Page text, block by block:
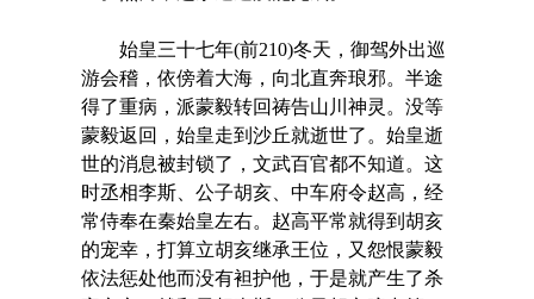
始皇三十七年(前210)冬天，御驾外出巡
游会稽，依傍着大海，向北直奔琅邪。半途
得了重病，派蒙毅转回祷告山川神灵。没等
蒙毅返回，始皇走到沙丘就逝世了。始皇逝
世的消息被封锁了，文武百官都不知道。这
时丞相李斯、公子胡亥、中车府令赵高，经
常侍奉在秦始皇左右。赵高平常就得到胡亥
的宠幸，打算立胡亥继承王位，又怨恨蒙毅
依法惩处他而没有袒护他，于是就产生了杀